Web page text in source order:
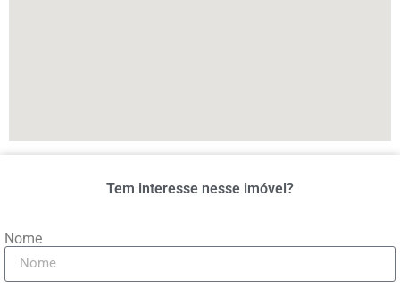
Tem interesse nesse imóvel?
Nome